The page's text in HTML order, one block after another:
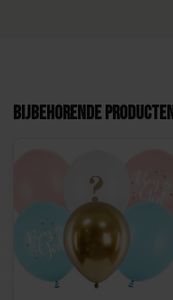
Bijbehorende producten